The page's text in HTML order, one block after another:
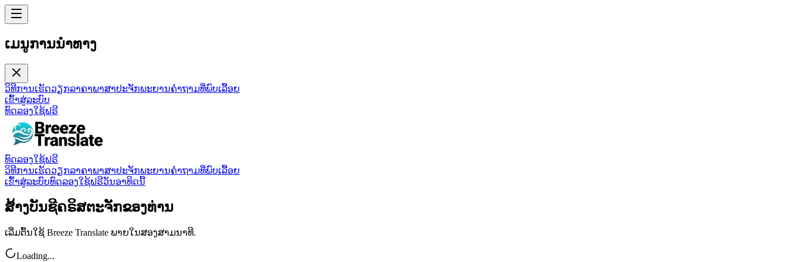
ເມນູການນຳທາງ
ວິທີການເຮັດວຽກລາຄາພາສາປະຈັກພະຍານຄໍາຖາມທີ່ພົບເລື້ອຍ
ເຂົ້າສູ່ລະບົບ
ທົດລອງໃຊ້ຟຣີ
ທົດລອງໃຊ້ຟຣີ
ວິທີການເຮັດວຽກລາຄາພາສາປະຈັກພະຍານຄໍາຖາມທີ່ພົບເລື້ອຍ
ເຂົ້າສູ່ລະບົບທົດລອງໃຊ້ຟຣີວັນອາທິດນີ້
ສ້າງບັນຊີຄຣິສຕະຈັກຂອງທ່ານ
ເລີ່ມຕົ້ນໃຊ້ Breeze Translate ພາຍໃນສອງສາມນາທີ.
Loading...